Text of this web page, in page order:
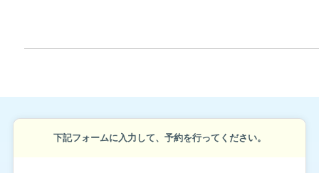
下記フォームに入力して、予約を行ってください。